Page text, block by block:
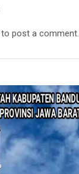
to post a comment.